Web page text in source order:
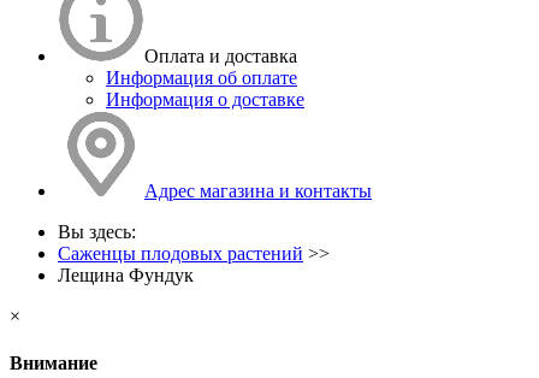
Оплата и доставка
Информация об оплате
Информация о доставке
Адрес магазина и контакты
Вы здесь:
Саженцы плодовых растений >>
Лещина Фундук
×
Внимание